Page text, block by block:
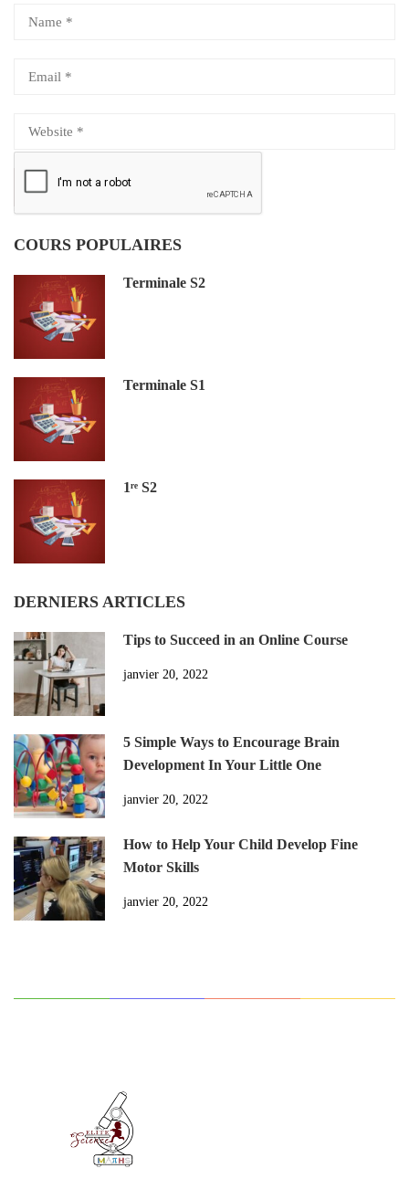
COURS POPULAIRES
Terminale S2
Terminale S1
1ʳᵉ S2
DERNIERS ARTICLES
Tips to Succeed in an Online Course
janvier 20, 2022
5 Simple Ways to Encourage Brain
Development In Your Little One
janvier 20, 2022
How to Help Your Child Develop Fine
Motor Skills
janvier 20, 2022